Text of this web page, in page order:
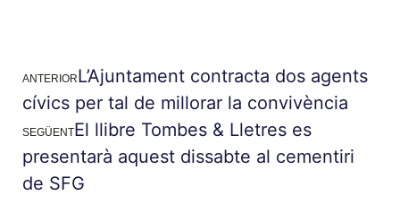
ANTERIORL’Ajuntament contracta dos agents
cívics per tal de millorar la convivència
SEGÜENTEl llibre Tombes & Lletres es
presentarà aquest dissabte al cementiri
de SFG